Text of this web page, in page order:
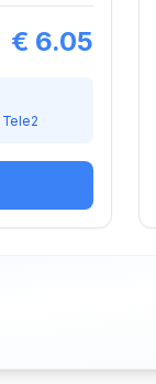
€ 6.05
Tele2